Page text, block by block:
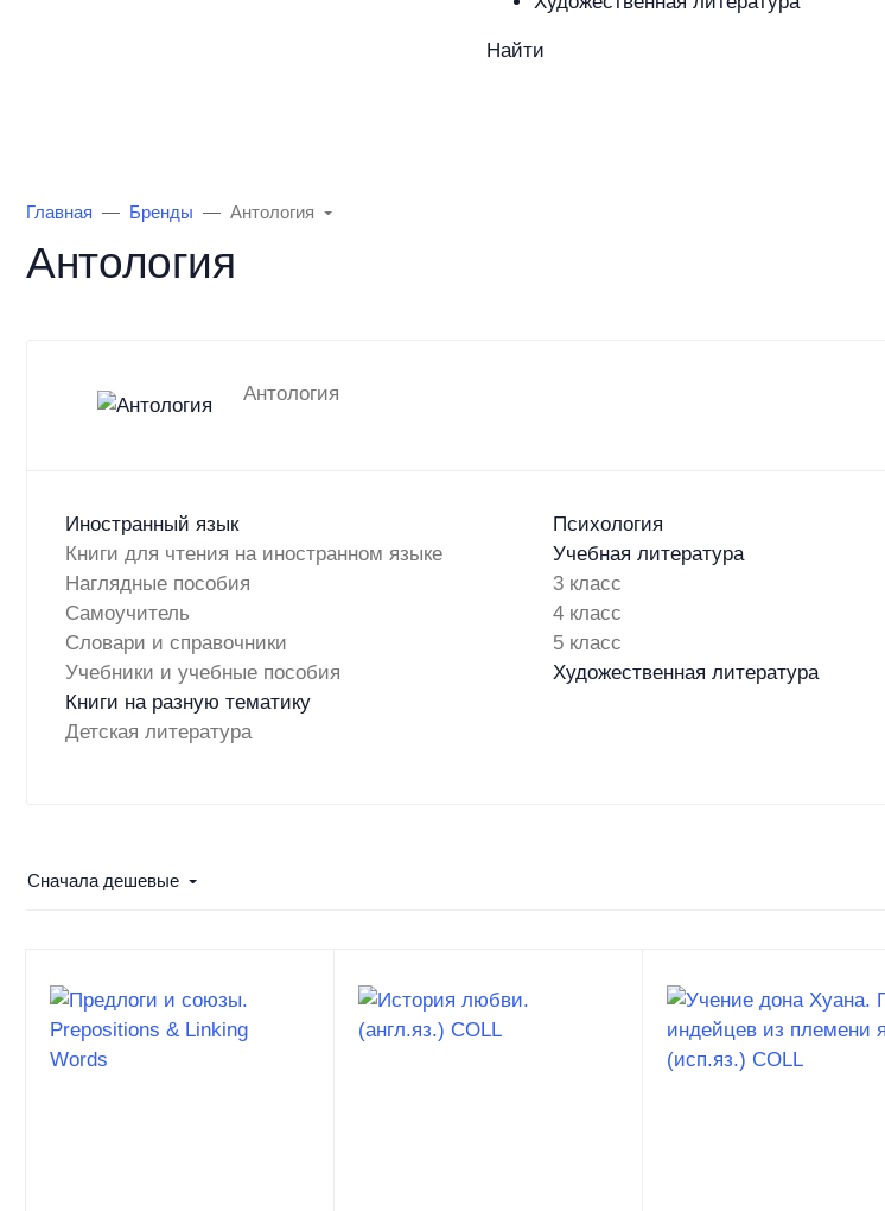
Найти
Главная Бренды Антология
Антология
Антология
Иностранный язык
Книги для чтения на иностранном языке
Наглядные пособия
Самоучитель
Словари и справочники
Учебники и учебные пособия
Книги на разную тематику
Детская литература
Психология
Учебная литература
3 класс
4 класс
5 класс
Художественная литература
Сначала дешевые